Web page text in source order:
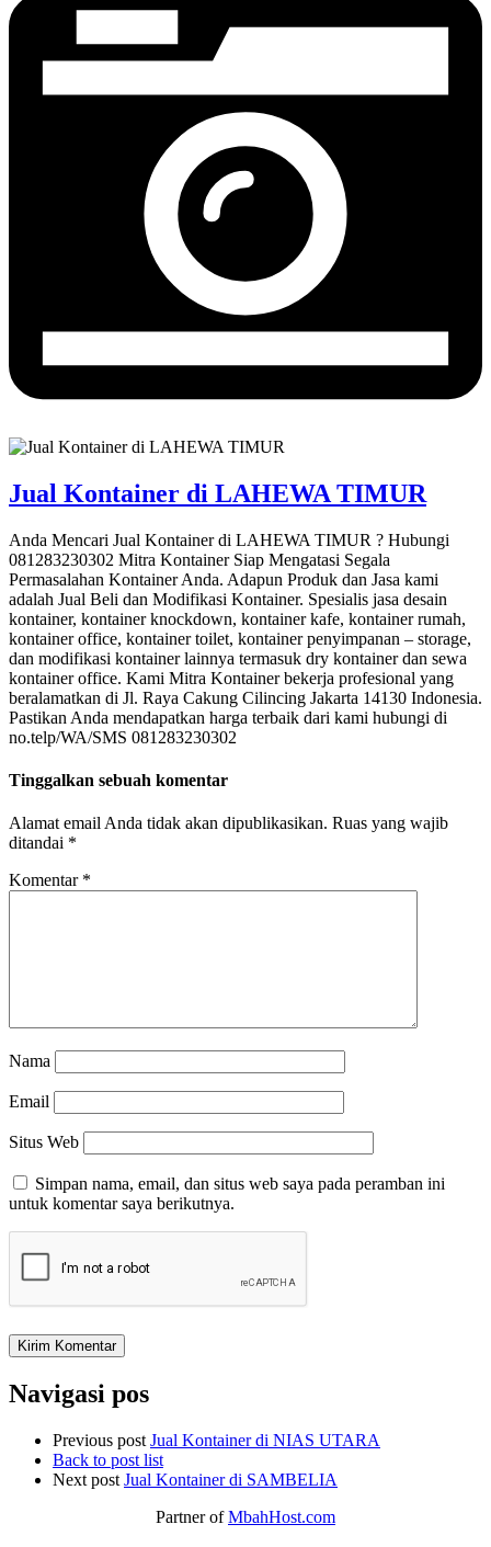
Jual Kontainer di LAHEWA TIMUR
Anda Mencari Jual Kontainer di LAHEWA TIMUR ? Hubungi
081283230302 Mitra Kontainer Siap Mengatasi Segala
Permasalahan Kontainer Anda. Adapun Produk dan Jasa kami
adalah Jual Beli dan Modifikasi Kontainer. Spesialis jasa desain
kontainer, kontainer knockdown, kontainer kafe, kontainer rumah,
kontainer office, kontainer toilet, kontainer penyimpanan – storage,
dan modifikasi kontainer lainnya termasuk dry kontainer dan sewa
kontainer office. Kami Mitra Kontainer bekerja profesional yang
beralamatkan di Jl. Raya Cakung Cilincing Jakarta 14130 Indonesia.
Pastikan Anda mendapatkan harga terbaik dari kami hubungi di
no.telp/WA/SMS 081283230302
Tinggalkan sebuah komentar
Alamat email Anda tidak akan dipublikasikan. Ruas yang wajib
ditandai *
Komentar *
Nama
Email
Situs Web
Simpan nama, email, dan situs web saya pada peramban ini
untuk komentar saya berikutnya.
Navigasi pos
Previous post Jual Kontainer di NIAS UTARA
Back to post list
Next post Jual Kontainer di SAMBELIA
Partner ofMbahHost.com